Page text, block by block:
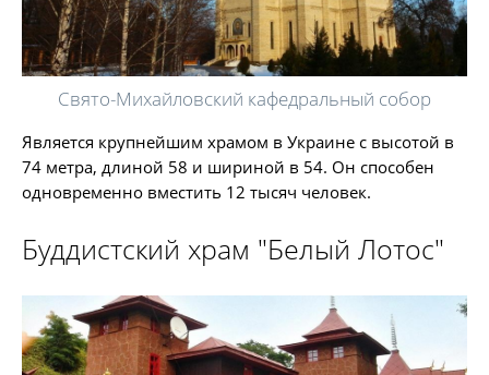
Свято-Михайловский кафедральный собор
Является крупнейшим храмом в Украине с высотой в
74 метра, длиной 58 и шириной в 54. Он способен
одновременно вместить 12 тысяч человек.
Буддистский храм "Белый Лотос"